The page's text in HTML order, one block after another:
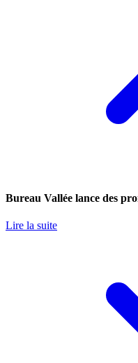
Bureau Vallée lance des
Lire la suite